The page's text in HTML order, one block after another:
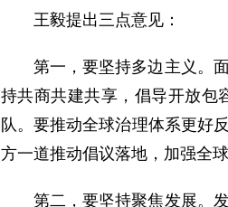
王毅提出三点意见：
第一，要坚持多边主义。
持共商共建共享，倡导开放包
队。要推动全球治理体系更好
方一道推动倡议落地，加强全
第二，要坚持聚焦发展。